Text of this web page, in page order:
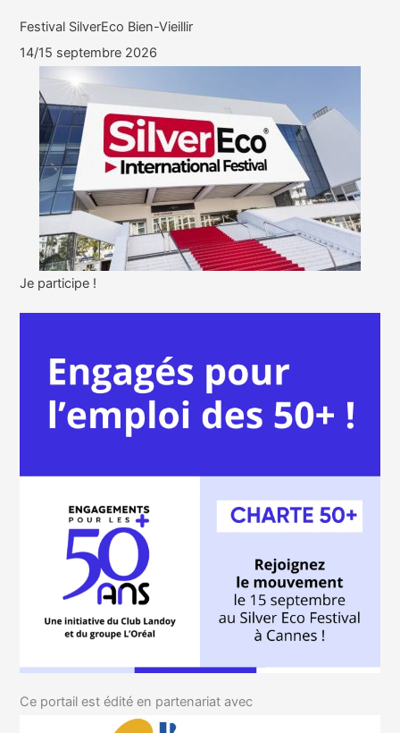
Festival SilverEco Bien-Vieillir
14/15 septembre 2026
Je participe !
Ce portail est édité en partenariat avec